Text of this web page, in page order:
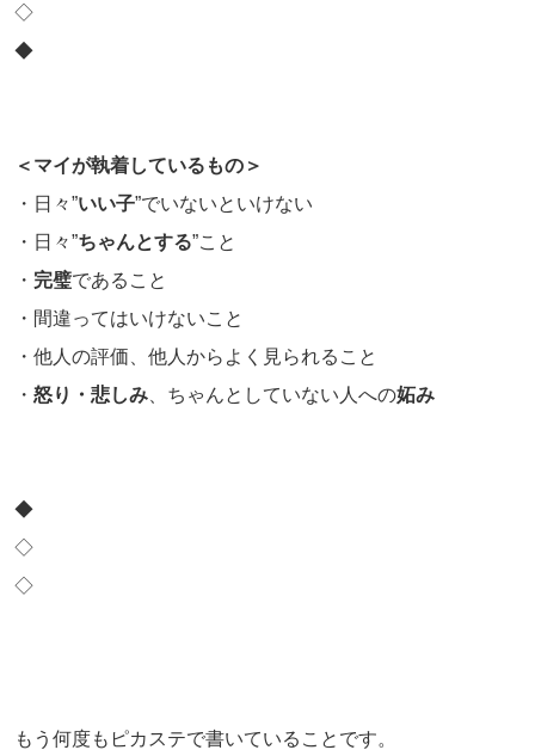
◇
◆
＜マイが執着しているもの＞
・日々”いい子”でいないといけない
・日々”ちゃんとする”こと
・ 完璧であること
・間違ってはいけないこと
・他人の評価、他人からよく見られること
・ 怒り・悲しみ 、ちゃんとしていない人への妬み
◆
◇
◇
もう何度もピカステで書いていることです。